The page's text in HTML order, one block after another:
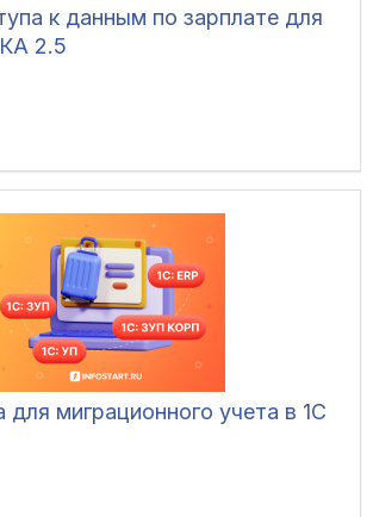
к данным по зарплате для
2.5
миграционного учета в 1С